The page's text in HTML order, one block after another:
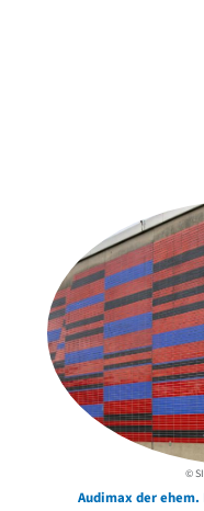
©
Audimax der ehem.